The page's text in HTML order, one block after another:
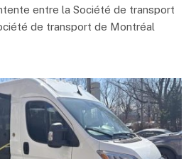
entre la Société de transport
de transport de Montréal